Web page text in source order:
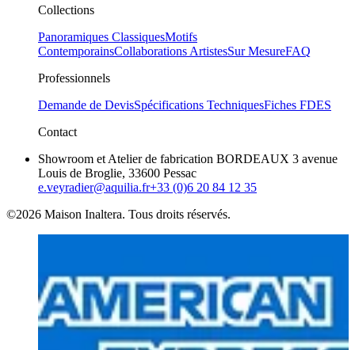
Collections
Panoramiques ClassiquesMotifs
ContemporainsCollaborations ArtistesSur MesureFAQ
Professionnels
Demande de DevisSpécifications TechniquesFiches FDES
Contact
Showroom et Atelier de fabrication BORDEAUX 3 avenue
Louis de Broglie, 33600 Pessac
e.veyradier@aquilia.fr+33 (0)6 20 84 12 35
©2026 Maison Inaltera. Tous droits réservés.